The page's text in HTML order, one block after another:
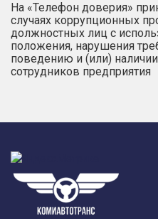
На «Телефон доверия»
случаях коррупционных
должностных лиц с
положения, нарушения
поведению и (или)
сотрудников предприятия